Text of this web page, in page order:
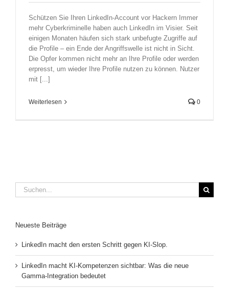
Schützen Sie Ihren LinkedIn-Account vor Hackern Immer
mehr Cyberkriminelle haben auch LinkedIn im Visier. Seit
einigen Monaten häufen sich stark unbefugte Zugriffe auf
die Profile – ein Ende der Angriffswelle ist nicht in Sicht.
Die Opfer kommen nicht mehr an Ihre Profile oder werden
erpresst, um wieder Ihre Profile nutzen zu können. Nutzer
mit [...]
Weiterlesen 0
Suche
nach:
Neueste Beiträge
LinkedIn macht den ersten Schritt gegen KI-Slop.
LinkedIn macht KI-Kompetenzen sichtbar: Was die neue
Gamma-Integration bedeutet